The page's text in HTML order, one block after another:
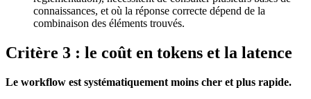
connaissances, et où la réponse correcte dépend de la
combinaison des éléments trouvés.
Critère 3 : le coût en tokens et la latence
Le workflow est systématiquement moins cher et plus rapide.